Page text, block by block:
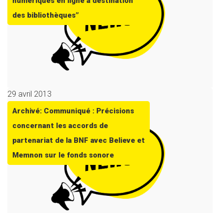
des bibliothèques”
29 avril 2013
Archivé: Communiqué : Précisions
concernant les accords de
partenariat de la BNF avec Believe et
Memnon sur le fonds sonore